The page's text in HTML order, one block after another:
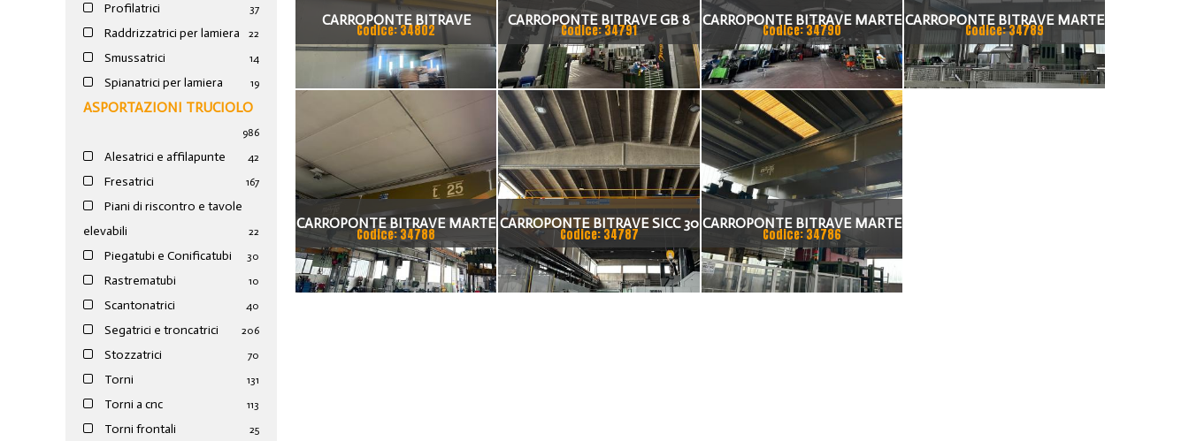
Profilatrici 37
Raddrizzatrici per lamiera 22
Smussatrici 14
Spianatrici per lamiera 19
ASPORTAZIONI TRUCIOLO
986
Alesatrici e affilapunte 42
Fresatrici 167
Piani di riscontro e tavole
elevabili
22
Piegatubi e Conificatubi 30
Rastrematubi 10
Scantonatrici 40
Segatrici e troncatrici 206
Stozzatrici 70
Torni 131
Torni a cnc 113
Torni frontali 25
CARROPONTE BITRAVE
MELONI 10 TON
SCARTAMENTO 18875 MM
ANNO 1980
Codice: 34802
CARROPONTE BITRAVE GB 8
TON SCARTAMENTO 17000
MM
Codice: 34791
CARROPONTE BITRAVE MARTE
20 TON SCARTAMENTO 17000
MM ANNO 1997
Codice: 34790
CARROPONTE BITRAVE MARTE
25 TON SCARTAMENTO 16000
MM
Codice: 34789
CARROPONTE BITRAVE MARTE
25 TON SCARTAMENTO 14000
MM
Codice: 34788
CARROPONTE BITRAVE SICC 30
TON SCARTAMENTO 14000
MM ANNO 2015
Codice: 34787
CARROPONTE BITRAVE MARTE
50 TON SCARTAMETO 16000
MM ANNO 1997
Codice: 34786